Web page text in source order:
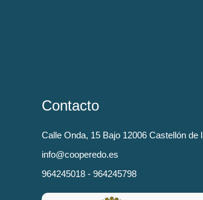
Contacto
Calle Onda, 15 Bajo 12006 Castellón de
info@cooperedo.es
964245018 - 964245798